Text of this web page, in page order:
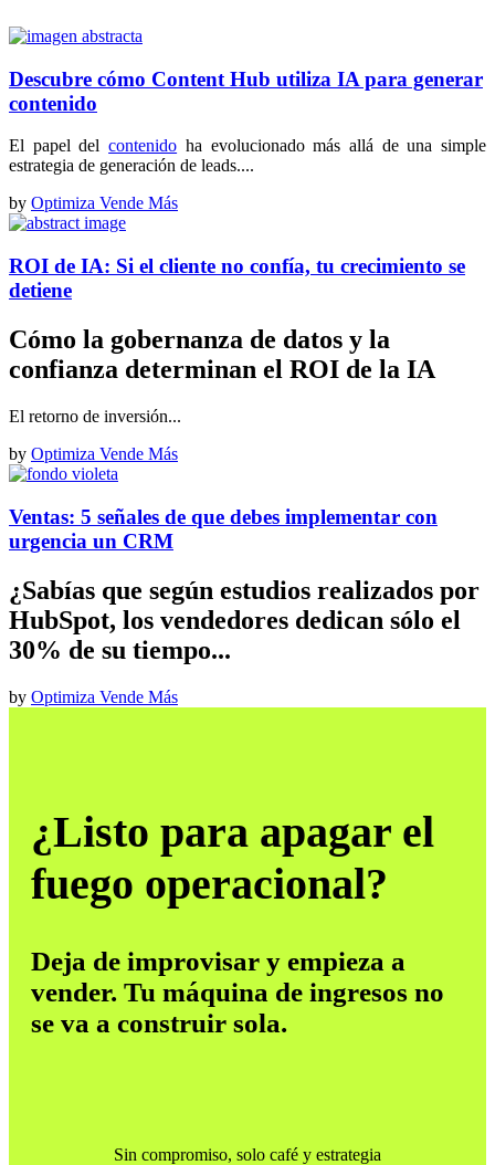
Descubre cómo Content Hub utiliza IA para generar
contenido
El papel delcontenido ha evolucionado más allá de una simple
estrategia de generación de leads....
by Optimiza Vende Más
ROI de IA: Si el cliente no confía, tu crecimiento se
detiene
Cómo la gobernanza de datos y la
confianza determinan el ROI de la IA
El retorno de inversión...
by Optimiza Vende Más
Ventas: 5 señales de que debes implementar con
urgencia un CRM
¿Sabías que según estudios realizados por
HubSpot, los vendedores dedican sólo el
30% de su tiempo...
by Optimiza Vende Más
¿Listo para apagar el
fuego operacional?
Deja de improvisar y empieza a
vender. Tu máquina de ingresos no
se va a construir sola.
Sin compromiso, solo café y estrategia